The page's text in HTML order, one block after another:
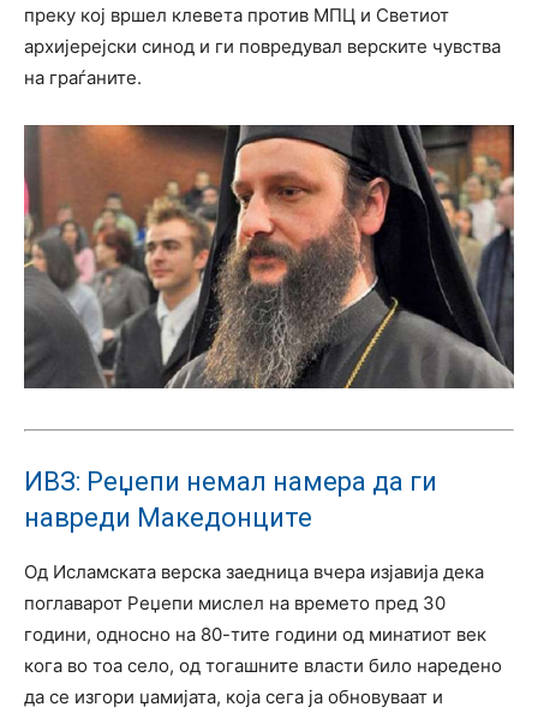
преку кој вршел клевета против МПЦ и Светиот
архијерејски синод и ги повредувал верските чувства
на граѓаните.
ИВЗ: Реџепи немал намера да ги
навреди Македонците
Од Исламската верска заедница вчера изјавија дека
поглаварот Реџепи мислел на времето пред 30
години, односно на 80-тите години од минатиот век
кога во тоа село, од тогашните власти било наредено
да се изгори џамијата, која сега ја обновуваат и